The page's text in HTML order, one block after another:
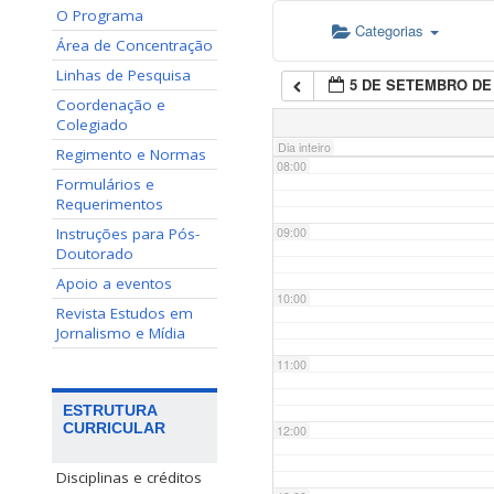
O Programa
Área de Concentração
Linhas de Pesquisa
Coordenação e
Colegiado
Regimento e Normas
Formulários e
Requerimentos
Instruções para Pós-
Doutorado
Apoio a eventos
Revista Estudos em
Jornalismo e Mídia
ESTRUTURA
CURRICULAR
Disciplinas e créditos
Categorias
5 DE SETEMBRO
Dia inteiro
07:00
08:00
09:00
10:00
11:00
12:00